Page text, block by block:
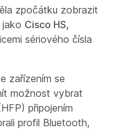
zpočátku zobrazit
jako Cisco HS,
sériového čísla
zařízením se
možnost vybrat
připojením
profil Bluetooth,